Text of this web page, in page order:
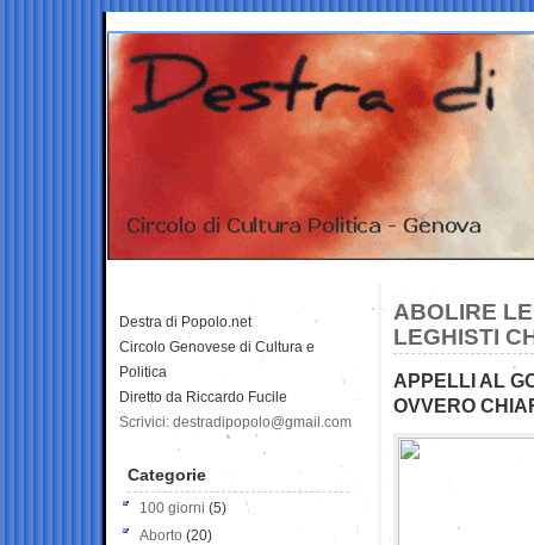
ABOLIRE
LEGHISTI
APPELLI AL
OVVERO
Destra di Popolo.net
Circolo Genovese di Cultura e
Politica
Diretto da Riccardo Fucile
Scrivici: destradipopolo@gmail.com
Categorie
100 giorni (5)
Aborto (20)